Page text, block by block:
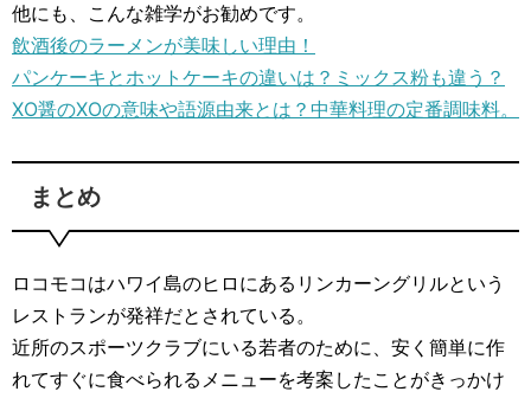
他にも、こんな雑学がお勧めです。
飲酒後のラーメンが美味しい理由！
パンケーキとホットケーキの違いは？ミックス粉も違う？
XO醤のXOの意味や語源由来とは？中華料理の定番調味料。
まとめ
ロコモコはハワイ島のヒロにあるリンカーングリルという
レストランが発祥だとされている。
近所のスポーツクラブにいる若者のために、安く簡単に作
れてすぐに食べられるメニューを考案したことがきっかけ